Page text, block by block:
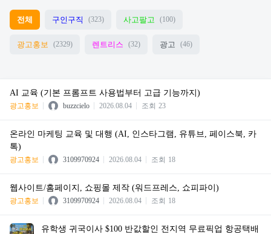
전체 구인구직 (323) 사고팔고 (100)
광고홍보 (2329) 렌트리스 (32) 광고 (46)
AI 교육 (기본 프롬프트 사용법부터 고급 기능까지)
광고홍보 buzzcielo 2026.08.04 조회 23
온라인 마케팅 교육 및 대행 (AI, 인스타그램, 유튜브, 페이스북, 카
톡)
광고홍보 3109970924 2026.08.04 조회 18
웹사이트/홈페이지, 쇼핑몰 제작 (워드프레스, 쇼피파이)
광고홍보 3109970924 2026.08.04 조회 18
유학생 귀국이사 $100 반값할인 전지역 무료픽업 항공택배